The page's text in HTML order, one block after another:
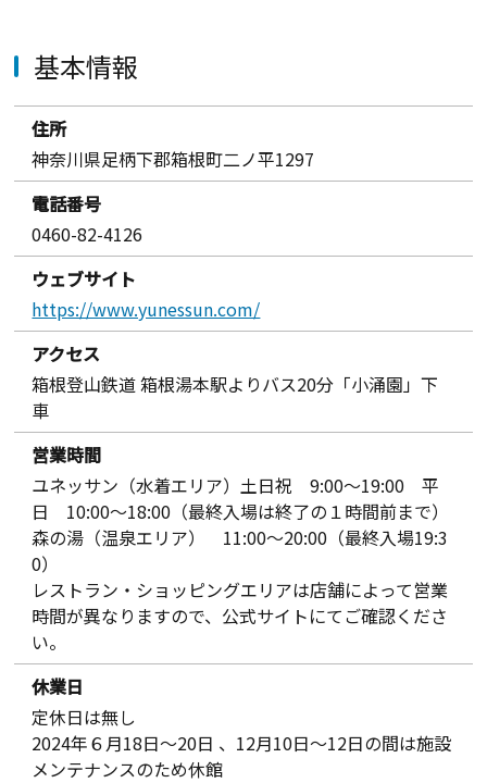
基本情報
住所
神奈川県足柄下郡箱根町二ノ平1297
電話番号
0460-82-4126
ウェブサイト
https://www.yunessun.com/
アクセス
箱根登山鉄道 箱根湯本駅よりバス20分「小涌園」下
車
営業時間
ユネッサン（水着エリア）土日祝 9:00～19:00 平
日 10:00～18:00（最終入場は終了の１時間前まで）
森の湯（温泉エリア） 11:00～20:00（最終入場19:3
0）
レストラン・ショッピングエリアは店舗によって営業
時間が異なりますので、公式サイトにてご確認くださ
い。
休業日
定休日は無し
2024年６月18日～20日 、12月10日～12日の間は施設
メンテナンスのため休館